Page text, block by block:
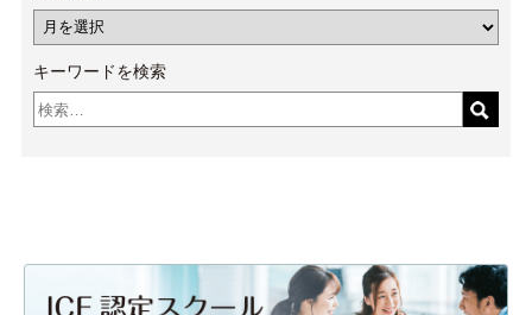
キーワードを検索